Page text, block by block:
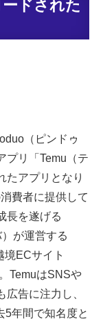
ドされた
（ピンドゥ
プリ「Temu（テ
たアプリとなり
費者に提供して
長を遂げる
が運営する
ECサイト
TemuはSNSや
告に注力し、
5年間で知名度と